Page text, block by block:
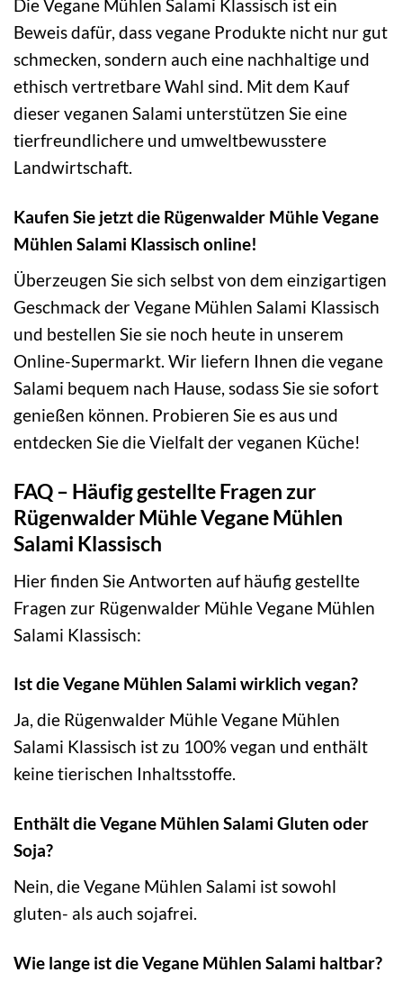
Die Vegane Mühlen Salami Klassisch ist ein
Beweis dafür, dass vegane Produkte nicht nur gut
schmecken, sondern auch eine nachhaltige und
ethisch vertretbare Wahl sind. Mit dem Kauf
dieser veganen Salami unterstützen Sie eine
tierfreundlichere und umweltbewusstere
Landwirtschaft.
Kaufen Sie jetzt die Rügenwalder Mühle Vegane
Mühlen Salami Klassisch online!
Überzeugen Sie sich selbst von dem einzigartigen
Geschmack der Vegane Mühlen Salami Klassisch
und bestellen Sie sie noch heute in unserem
Online-Supermarkt. Wir liefern Ihnen die vegane
Salami bequem nach Hause, sodass Sie sie sofort
genießen können. Probieren Sie es aus und
entdecken Sie die Vielfalt der veganen Küche!
FAQ – Häufig gestellte Fragen zur
Rügenwalder Mühle Vegane Mühlen
Salami Klassisch
Hier finden Sie Antworten auf häufig gestellte
Fragen zur Rügenwalder Mühle Vegane Mühlen
Salami Klassisch:
Ist die Vegane Mühlen Salami wirklich vegan?
Ja, die Rügenwalder Mühle Vegane Mühlen
Salami Klassisch ist zu 100% vegan und enthält
keine tierischen Inhaltsstoffe.
Enthält die Vegane Mühlen Salami Gluten oder
Soja?
Nein, die Vegane Mühlen Salami ist sowohl
gluten- als auch sojafrei.
Wie lange ist die Vegane Mühlen Salami haltbar?